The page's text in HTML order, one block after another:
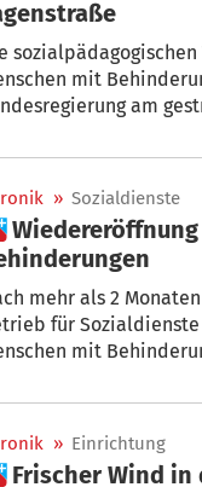
mit
am
» Sozialdienste
mit
mehr als 2 Monaten –
für
mit
» Einrichtung
 Frischer Wind